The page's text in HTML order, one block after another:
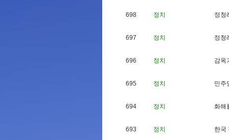
698 정치 정청
697 정치 정청
696 정치 감옥
695 정치 민주
694 정치 화해
693 정치 한국